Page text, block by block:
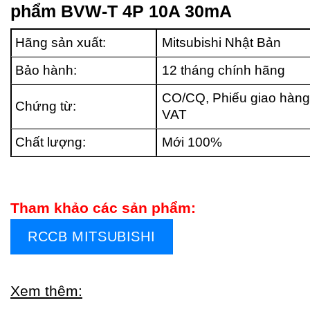
phẩm BVW-T 4P 10A 30mA
Hãng sản xuất:
Mitsubishi Nhật Bản
Bảo hành:
12 tháng chính hãng
Chứng từ:
CO/CQ, Phiếu giao
VAT
Chất lượng:
Mới 100%
Tham khảo các sản phẩm:
RCCB MITSUBISHI
Xem thêm: